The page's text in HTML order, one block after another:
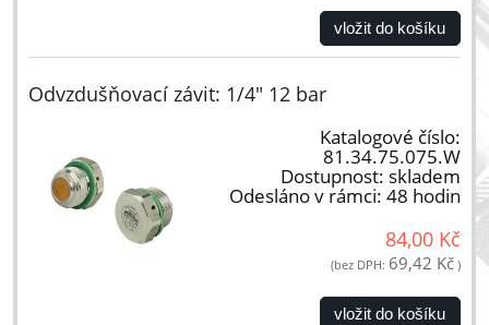
vložit do košíku
Odvzdušňovací závit: 1/4" 12 bar
Katalogové číslo:
81.34.75.075.W
Dostupnost: skladem
Odesláno v rámci: 48 hodin
84,00 Kč
(bez DPH: 69,42 Kč )
vložit do košíku